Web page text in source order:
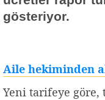
gösteriyor.
Aile hekiminden
Yeni tarifeye göre,